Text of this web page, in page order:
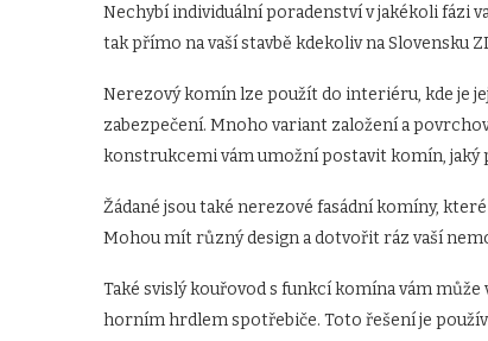
Nechybí individuální poradenství v jakékoli fázi
tak přímo na vaší stavbě kdekoliv na Slovensku
Nerezový komín lze použít do interiéru, kde je
zabezpečení. Mnoho variant založení a
konstrukcemi vám umožní postavit komín, jaký
Žádané jsou také nerezové fasádní komíny,
Mohou mít různý design a dotvořit ráz vaší
Také svislý kouřovod s funkcí komína vám
horním hrdlem spotřebiče. Toto řešení je